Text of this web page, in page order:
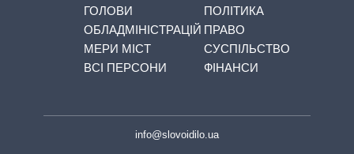
ГОЛОВИ
ОБЛАДМІНІСТРАЦІЙ
МЕРИ МІСТ
ВСІ ПЕРСОНИ
ПОЛІТИКА
ПРАВО
СУСПІЛЬСТВО
ФІНАНСИ
info@slovoidilo.ua